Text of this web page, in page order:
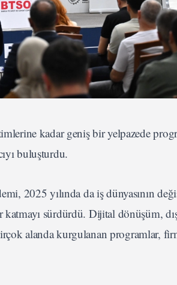
kadar geniş bir yelpazede
buluşturdu.
2025 yılında da iş dünyasının
sürdürdü. Dijital dönüşüm,
alanda kurgulanan programlar,